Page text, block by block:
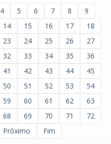
4 5 6 7 8
9
14 15 16 17
18
23 24 25 26
27
32 33 34 35
36
41 42 43 44
45
50 51 52 53
54
59 60 61 62
63
68 69 70 71
72
Próximo Fim